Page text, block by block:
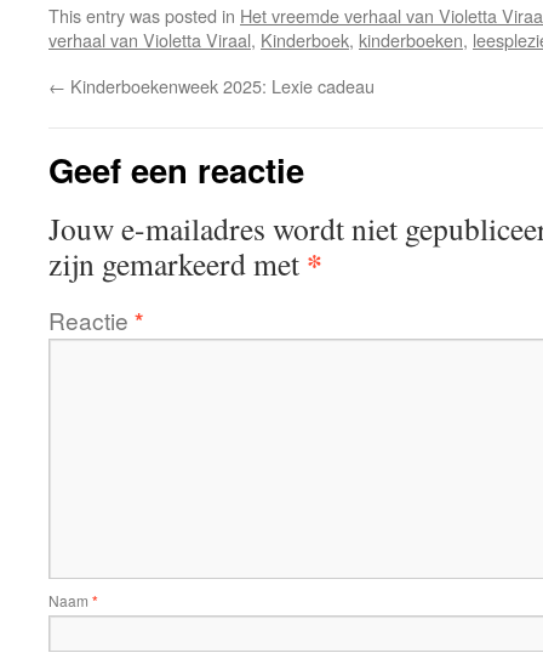
This entry was posted in Het vreemde verhaal van Violetta
verhaal van Violetta Viraal, Kinderboek, kinderboeken,
← Kinderboekenweek 2025: Lexie cadeau
Geef een reactie
Jouw e-mailadres wordt niet
zijn gemarkeerd met *
Reactie *
Naam *